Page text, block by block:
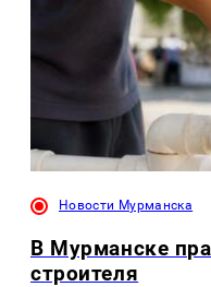
Новости Мурманска
В Мурманске
строителя